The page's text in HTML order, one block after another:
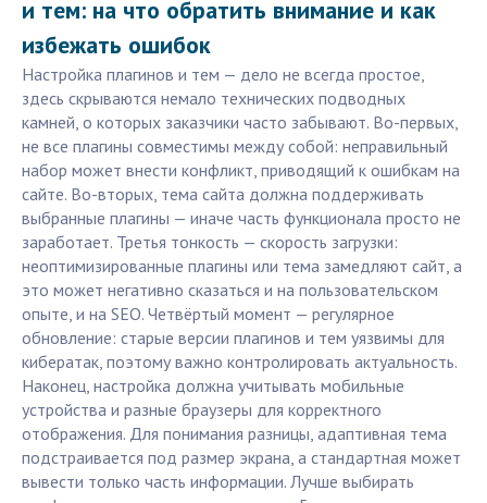
и тем: на что обратить внимание и как
избежать ошибок
Настройка плагинов и тем — дело не всегда простое,
здесь скрываются немало технических подводных
камней, о которых заказчики часто забывают. Во-первых,
не все плагины совместимы между собой: неправильный
набор может внести конфликт, приводящий к ошибкам на
сайте. Во-вторых, тема сайта должна поддерживать
выбранные плагины — иначе часть функционала просто не
заработает. Третья тонкость — скорость загрузки:
неоптимизированные плагины или тема замедляют сайт, а
это может негативно сказаться и на пользовательском
опыте, и на SEO. Четвёртый момент — регулярное
обновление: старые версии плагинов и тем уязвимы для
кибератак, поэтому важно контролировать актуальность.
Наконец, настройка должна учитывать мобильные
устройства и разные браузеры для корректного
отображения. Для понимания разницы, адаптивная тема
подстраивается под размер экрана, а стандартная может
вывести только часть информации. Лучше выбирать